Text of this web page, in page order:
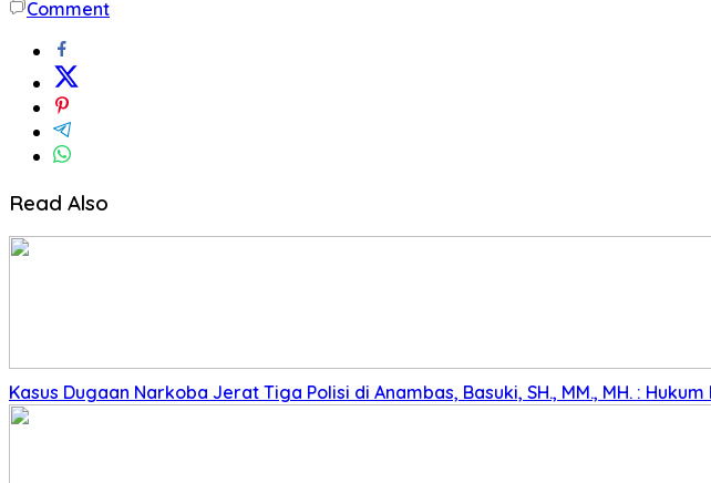
Comment
Read Also
Kasus Dugaan Narkoba Jerat Tiga Polisi di Anambas, Basuki, SH., MM., MH. :